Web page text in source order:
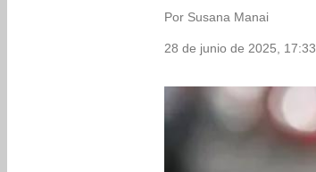
Por Susana Manai
28 de junio de 2025, 17:33